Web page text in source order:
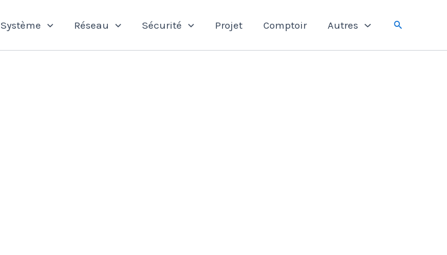
Système Réseau Sécurité Projet Comptoir Autres Rechercher